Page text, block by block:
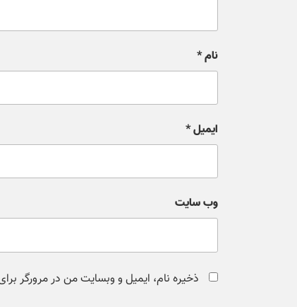
نام*
ایمیل*
وب‌ سایت
ذخیره نام، ایمیل و وبسایت من در مرورگر